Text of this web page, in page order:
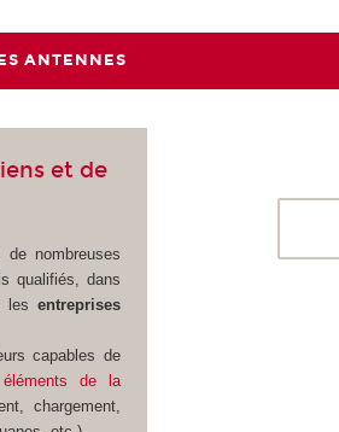
ANTENNES
et de
de nombreuses
qualifiés, dans
les entreprises
capables de
de la
chargement,